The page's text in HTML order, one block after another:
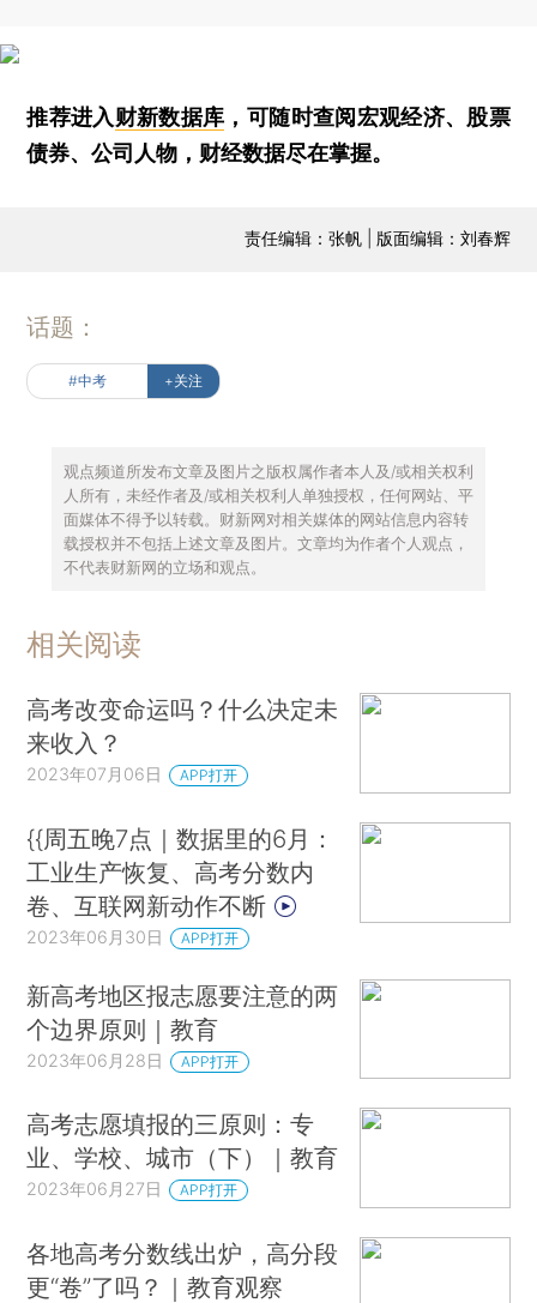
推荐进入财新数据库 ，可随时查阅宏观经济、股票
债券、公司人物，财经数据尽在掌握。
责任编辑：张帆 | 版面编辑：刘春辉
话题：
#中考 +关注
观点频道所发布文章及图片之版权属作者本人及/或相关权利
人所有，未经作者及/或相关权利人单独授权，任何网站、平
面媒体不得予以转载。财新网对相关媒体的网站信息内容转
载授权并不包括上述文章及图片。文章均为作者个人观点，
不代表财新网的立场和观点。
相关阅读
高考改变命运吗？什么决定未
来收入？
2023年07月06日 APP打开
{{周五晚7点｜数据里的6月：
工业生产恢复、高考分数内
卷、互联网新动作不断
2023年06月30日 APP打开
新高考地区报志愿要注意的两
个边界原则｜教育
2023年06月28日 APP打开
高考志愿填报的三原则：专
业、学校、城市（下）｜教育
2023年06月27日 APP打开
各地高考分数线出炉，高分段
更“卷”了吗？｜教育观察